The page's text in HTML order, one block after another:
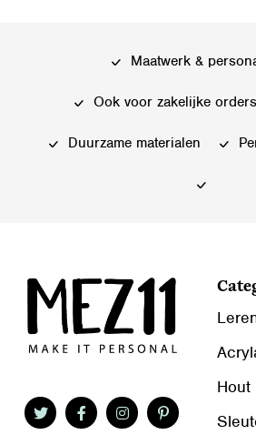
worden
optie
kan
Maatwerk &
Ook voor zakelijke
Duurzame materialen
Hout